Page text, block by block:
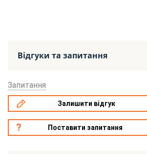
Відгуки та запитання
Запитання
Залишити відгук
Поставити запитання